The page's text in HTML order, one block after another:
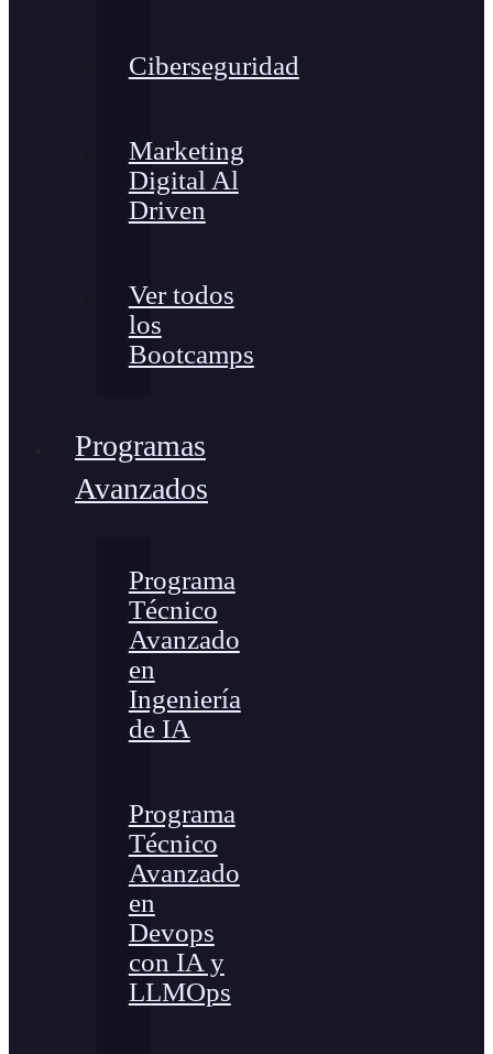
Ciberseguridad
Marketing
Digital Al
Driven
Ver todos
los
Bootcamps
Programas
Avanzados
Programa
Técnico
Avanzado
en
Ingeniería
de IA
Programa
Técnico
Avanzado
en
Devops
con IA y
LLMOps